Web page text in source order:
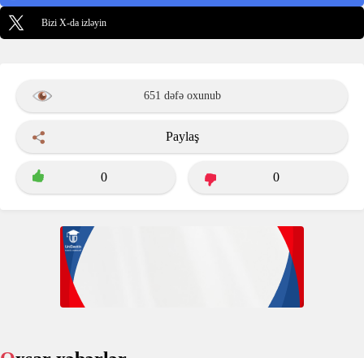
Bizi X-da izləyin
651 dəfə oxunub
Paylaş
0 0